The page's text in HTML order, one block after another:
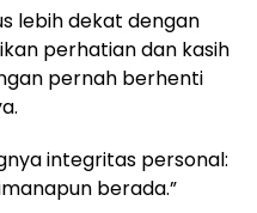
lebih dekat dengan
perhatian dan kasih
pernah berhenti
integritas personal:
berada.”